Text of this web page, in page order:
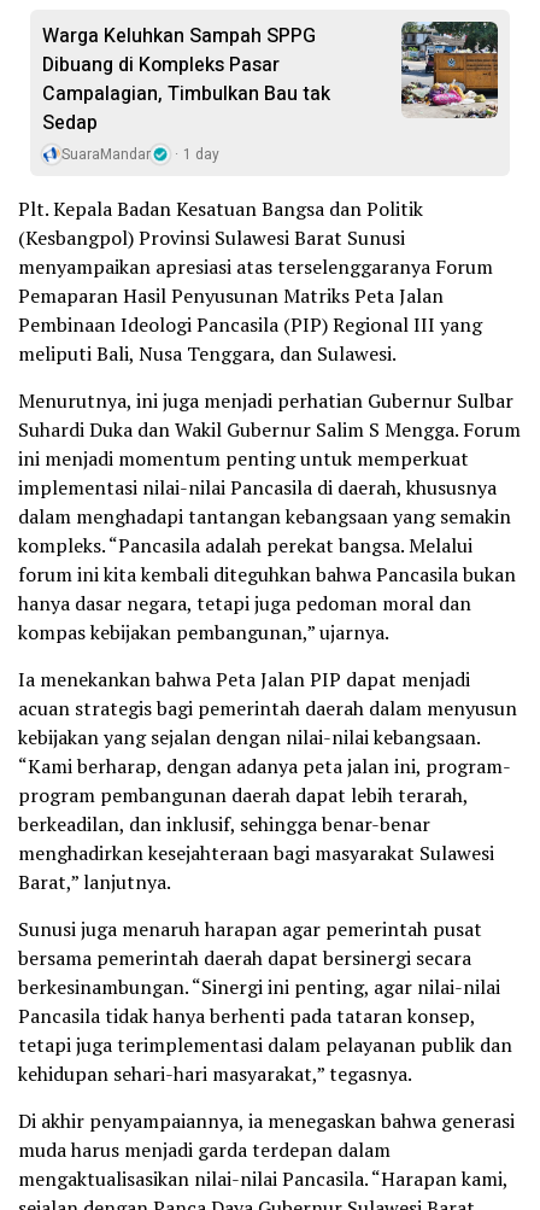
Warga Keluhkan Sampah SPPG
Dibuang di Kompleks Pasar
Campalagian, Timbulkan Bau tak
Sedap
SuaraMandar 1 day
Plt. Kepala Badan Kesatuan Bangsa dan Politik
(Kesbangpol) Provinsi Sulawesi Barat Sunusi
menyampaikan apresiasi atas terselenggaranya Forum
Pemaparan Hasil Penyusunan Matriks Peta Jalan
Pembinaan Ideologi Pancasila (PIP) Regional III yang
meliputi Bali, Nusa Tenggara, dan Sulawesi.
Menurutnya, ini juga menjadi perhatian Gubernur Sulbar
Suhardi Duka dan Wakil Gubernur Salim S Mengga. Forum
ini menjadi momentum penting untuk memperkuat
implementasi nilai-nilai Pancasila di daerah, khususnya
dalam menghadapi tantangan kebangsaan yang semakin
kompleks. “Pancasila adalah perekat bangsa. Melalui
forum ini kita kembali diteguhkan bahwa Pancasila bukan
hanya dasar negara, tetapi juga pedoman moral dan
kompas kebijakan pembangunan,” ujarnya.
Ia menekankan bahwa Peta Jalan PIP dapat menjadi
acuan strategis bagi pemerintah daerah dalam menyusun
kebijakan yang sejalan dengan nilai-nilai kebangsaan.
“Kami berharap, dengan adanya peta jalan ini, program-
program pembangunan daerah dapat lebih terarah,
berkeadilan, dan inklusif, sehingga benar-benar
menghadirkan kesejahteraan bagi masyarakat Sulawesi
Barat,” lanjutnya.
Sunusi juga menaruh harapan agar pemerintah pusat
bersama pemerintah daerah dapat bersinergi secara
berkesinambungan. “Sinergi ini penting, agar nilai-nilai
Pancasila tidak hanya berhenti pada tataran konsep,
tetapi juga terimplementasi dalam pelayanan publik dan
kehidupan sehari-hari masyarakat,” tegasnya.
Di akhir penyampaiannya, ia menegaskan bahwa generasi
muda harus menjadi garda terdepan dalam
mengaktualisasikan nilai-nilai Pancasila. “Harapan kami,